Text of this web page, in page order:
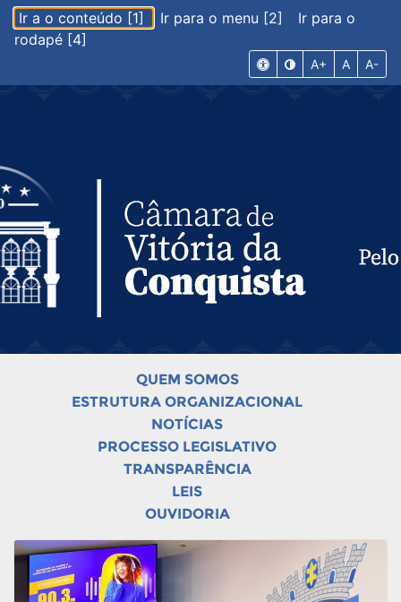
Ir a o conteúdo [1] Ir para o menu [2]
Ir para o
rodapé [4]
A+ A A-
QUEM SOMOS
ESTRUTURA ORGANIZACIONAL
NOTÍCIAS
PROCESSO LEGISLATIVO
TRANSPARÊNCIA
LEIS
OUVIDORIA